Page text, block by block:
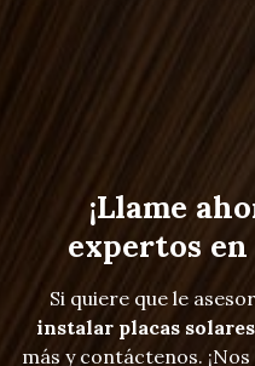
¡Llame
expertos en
Si quiere que le
instalar placas
más y contáctenos.